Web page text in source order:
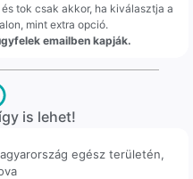
és tok csak akkor, ha kiválasztja a
mint extra opció.
emailben kapják.
is lehet!
egész területén,